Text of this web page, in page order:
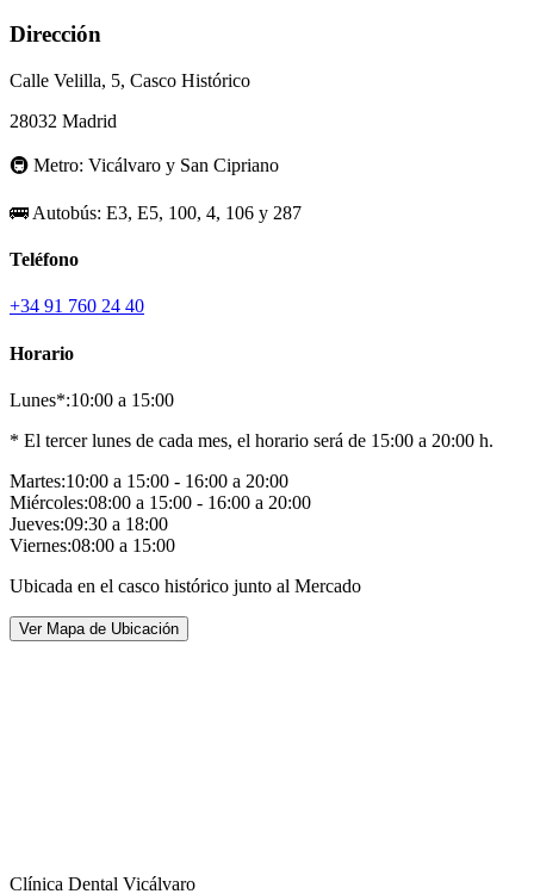
Dirección
Calle Velilla, 5, Casco Histórico
28032 Madrid
🚇 Metro: Vicálvaro y San Cipriano
🚌 Autobús: E3, E5, 100, 4, 106 y 287
Teléfono
+34 91 760 24 40
Horario
Lunes*:10:00 a 15:00
* El tercer lunes de cada mes, el horario será de 15:00 a 20:00 h.
Martes:10:00 a 15:00 - 16:00 a 20:00
Miércoles:08:00 a 15:00 - 16:00 a 20:00
Jueves:09:30 a 18:00
Viernes:08:00 a 15:00
Ubicada en el casco histórico junto al Mercado
Ver Mapa de Ubicación
Clínica Dental Vicálvaro